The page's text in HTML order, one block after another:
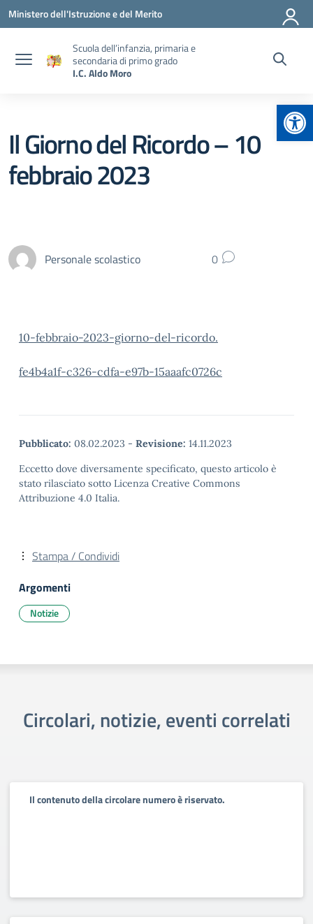
Vai ai contenuti
Vai al menu di navigazione
Vai al footer
Ministero dell'Istruzione e del Merito
Scuola dell’infanzia, primaria e
secondaria di primo grado
I.C. Aldo Moro
Il Giorno del Ricordo – 10
febbraio 2023
Personale scolastico 0
10-febbraio-2023-giorno-del-ricordo.
fe4b4a1f-c326-cdfa-e97b-15aaafc0726c
Pubblicato: 08.02.2023 - Revisione: 14.11.2023
Eccetto dove diversamente specificato, questo articolo è
stato rilasciato sotto Licenza Creative Commons
Attribuzione 4.0 Italia.
Stampa / Condividi
Argomenti
Notizie
Circolari, notizie, eventi correlati
Il contenuto della circolare numero è riservato.